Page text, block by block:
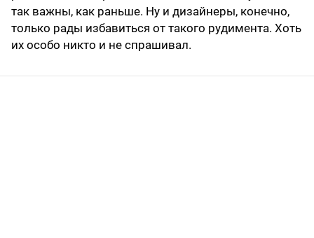
так важны, как раньше. Ну и дизайнеры, конечно,
только рады избавиться от такого рудимента. Хоть
их особо никто и не спрашивал.